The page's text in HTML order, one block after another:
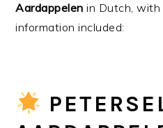
Aardappelen in Dutch, with
information included: